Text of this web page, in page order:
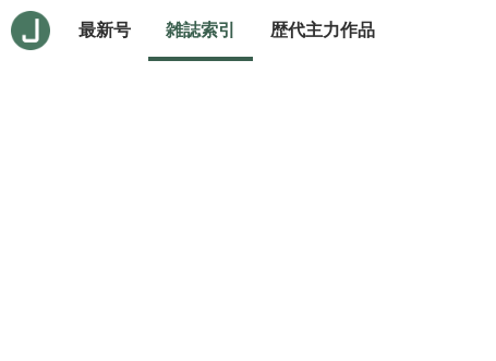
最新号 雑誌索引 歴代主力作品